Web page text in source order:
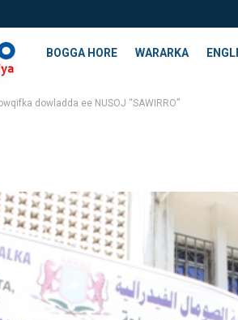
BOGGA HORE WARARKA
dowladda ee NUSOJ “SAWIRRO”